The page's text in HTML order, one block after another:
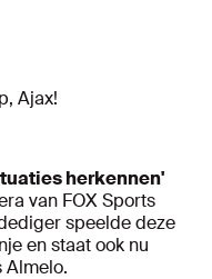
Ajax!
herkennen'
van FOX Sports
speelde deze
en staat ook nu
Almelo.